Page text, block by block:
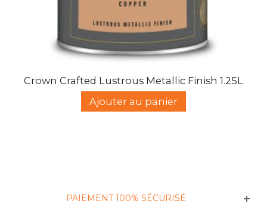
Crown Crafted Lustrous Metallic Finish 1.25L
Ajouter au panier
PAIEMENT 100% SÉCURISÉ